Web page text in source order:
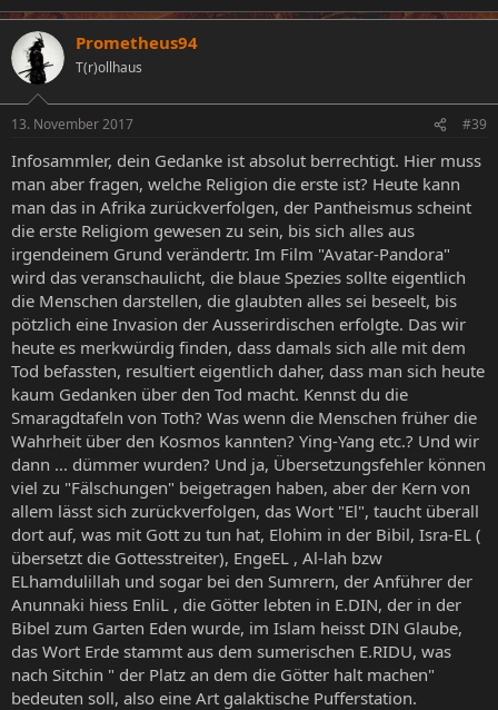
Prometheus94
T(r)ollhaus
13. November 2017 #39
Infosammler, dein Gedanke ist absolut berrechtigt. Hier muss
man aber fragen, welche Religion die erste ist? Heute kann
man das in Afrika zurückverfolgen, der Pantheismus scheint
die erste Religiom gewesen zu sein, bis sich alles aus
irgendeinem Grund verändertr. Im Film "Avatar-Pandora"
wird das veranschaulicht, die blaue Spezies sollte eigentlich
die Menschen darstellen, die glaubten alles sei beseelt, bis
pötzlich eine Invasion der Ausserirdischen erfolgte. Das wir
heute es merkwürdig finden, dass damals sich alle mit dem
Tod befassten, resultiert eigentlich daher, dass man sich heute
kaum Gedanken über den Tod macht. Kennst du die
Smaragdtafeln von Toth? Was wenn die Menschen früher die
Wahrheit über den Kosmos kannten? Ying-Yang etc.? Und wir
dann ... dümmer wurden? Und ja, Übersetzungsfehler können
viel zu "Fälschungen" beigetragen haben, aber der Kern von
allem lässt sich zurückverfolgen, das Wort "El", taucht überall
dort auf, was mit Gott zu tun hat, Elohim in der Bibil, Isra-EL (
übersetzt die Gottesstreiter), EngeEL , Al-lah bzw
ELhamdulillah und sogar bei den Sumrern, der Anführer der
Anunnaki hiess EnliL , die Götter lebten in E.DIN, der in der
Bibel zum Garten Eden wurde, im Islam heisst DIN Glaube,
das Wort Erde stammt aus dem sumerischen E.RIDU, was
nach Sitchin " der Platz an dem die Götter halt machen"
bedeuten soll, also eine Art galaktische Pufferstation.